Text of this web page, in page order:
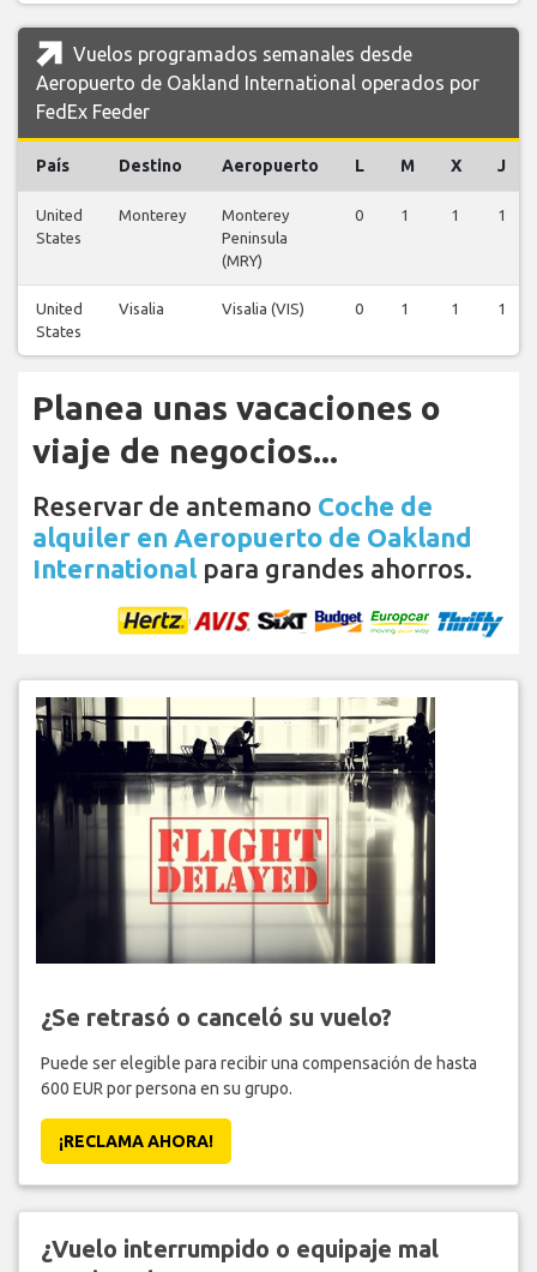
Vuelos programados semanales desde
Aeropuerto de Oakland International operados por
FedEx Feeder
País Destino Aeropuerto L M X J
United
States
Monterey
Monterey
Peninsula
(MRY)
0 1 1 1
United
States
Visalia Visalia (VIS) 0 1 1 1
Planea unas vacaciones o
viaje de negocios...
Reservar de antemano Coche de
alquiler en Aeropuerto de Oakland
International para grandes ahorros.
¿Se retrasó o canceló su vuelo?
Puede ser elegible para recibir una compensación de hasta
600 EUR por persona en su grupo.
¡RECLAMA AHORA!
¿Vuelo interrumpido o equipaje mal